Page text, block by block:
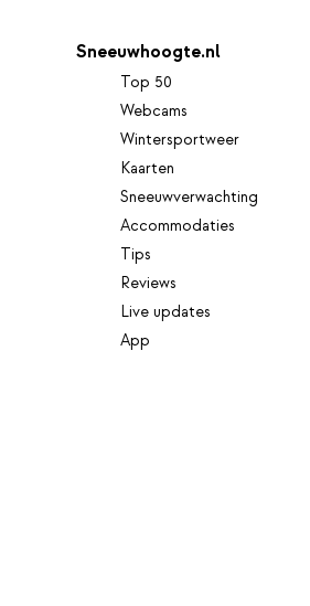
Sneeuwhoogte.nl
Top 50
Webcams
Wintersportweer
Kaarten
Sneeuwverwachting
Accommodaties
Tips
Reviews
Live updates
App